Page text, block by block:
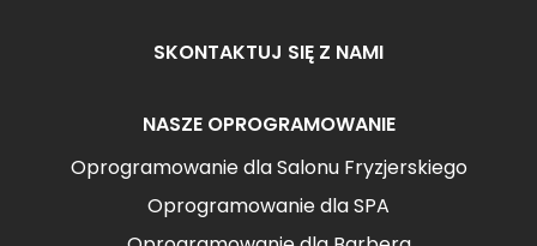
SKONTAKTUJ SIĘ Z NAMI
NASZE OPROGRAMOWANIE
Oprogramowanie dla Salonu Fryzjerskiego
Oprogramowanie dla SPA